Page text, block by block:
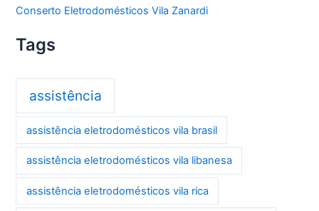
Conserto Eletrodomésticos Vila Zanardi
Tags
assistência
assistência eletrodomésticos vila brasil
assistência eletrodomésticos vila libanesa
assistência eletrodomésticos vila rica